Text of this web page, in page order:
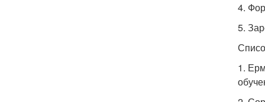
4.
5.
1.